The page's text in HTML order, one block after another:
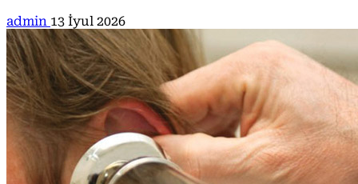
admin 13 İyul 2026